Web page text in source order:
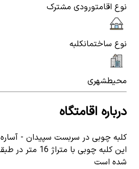
نوع اقامتورودی مشترک
نوع ساختمانکلبه
محیطشهری
درباره اقامتگاه
کلبه چوبی در سربست سپیدان - آساره
شده است